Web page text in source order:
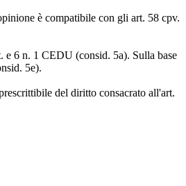
è compatibile con gli art. 58 cpv.
e 6 n. 1 CEDU (consid. 5a). Sulla base
5e).
del diritto consacrato all'art.